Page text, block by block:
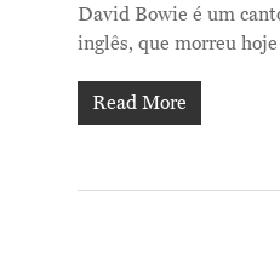
David Bowie é um
inglês, que morreu
Read More